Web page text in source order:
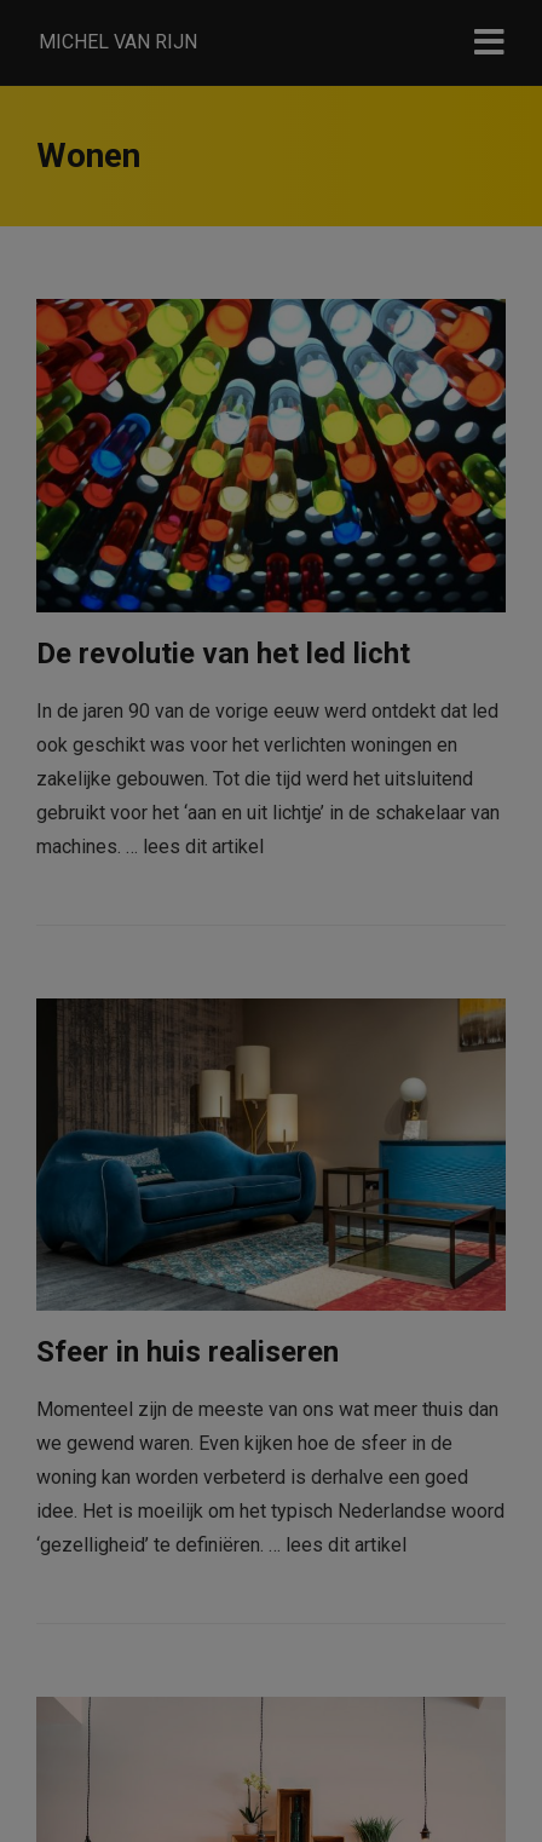
MICHEL VAN RIJN
Wonen
De revolutie van het led licht
In de jaren 90 van de vorige eeuw werd ontdekt dat led
ook geschikt was voor het verlichten woningen en
zakelijke gebouwen. Tot die tijd werd het uitsluitend
gebruikt voor het ‘aan en uit lichtje’ in de schakelaar van
machines. … lees dit artikel
Sfeer in huis realiseren
Momenteel zijn de meeste van ons wat meer thuis dan
we gewend waren. Even kijken hoe de sfeer in de
woning kan worden verbeterd is derhalve een goed
idee. Het is moeilijk om het typisch Nederlandse woord
‘gezelligheid’ te definiëren. … lees dit artikel